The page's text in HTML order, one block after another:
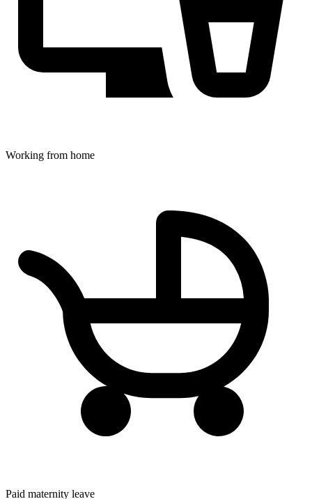
Working from home
Paid maternity leave